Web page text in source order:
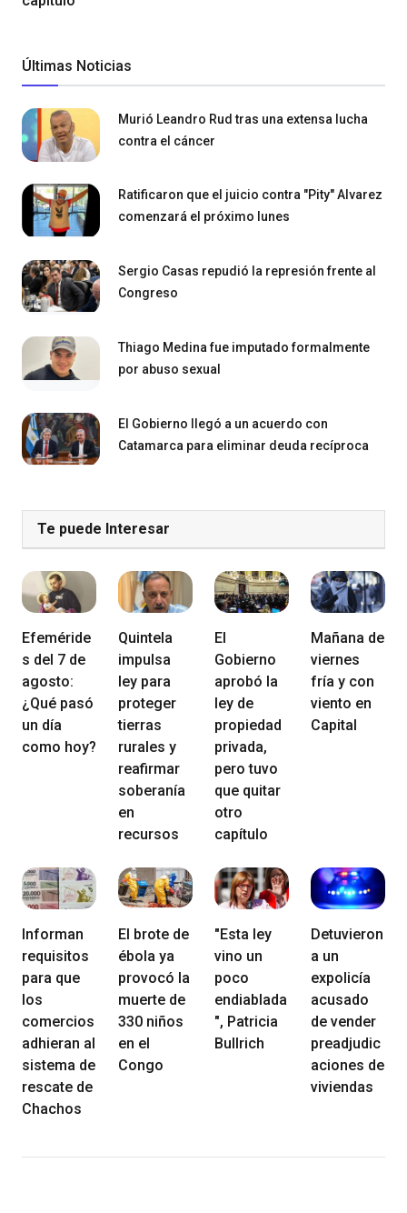
Últimas Noticias
Murió Leandro Rud tras una extensa lucha
contra el cáncer
Ratificaron que el juicio contra "Pity" Alvarez
comenzará el próximo lunes
Sergio Casas repudió la represión frente al
Congreso
Thiago Medina fue imputado formalmente
por abuso sexual
El Gobierno llegó a un acuerdo con
Catamarca para eliminar deuda recíproca
Te puede Interesar
Efeméride
s del 7 de
agosto:
¿Qué pasó
un día
como hoy?
Quintela
impulsa
ley para
proteger
tierras
rurales y
reafirmar
soberanía
en
recursos
El
Gobierno
aprobó la
ley de
propiedad
privada,
pero tuvo
que quitar
otro
capítulo
Mañana de
viernes
fría y con
viento en
Capital
Informan
requisitos
para que
los
comercios
adhieran al
sistema de
rescate de
Chachos
El brote de
ébola ya
provocó la
muerte de
330 niños
en el
Congo
"Esta ley
vino un
poco
endiablada
", Patricia
Bullrich
Detuvieron
a un
expolicía
acusado
de vender
preadjudic
aciones de
viviendas